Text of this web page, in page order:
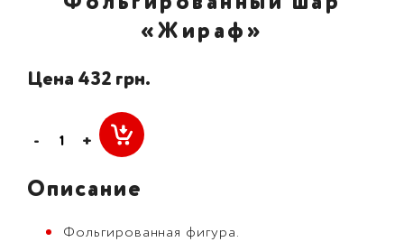
«Жираф»
Цена 432 грн.
- +
Описание
Фольгированная фигура.